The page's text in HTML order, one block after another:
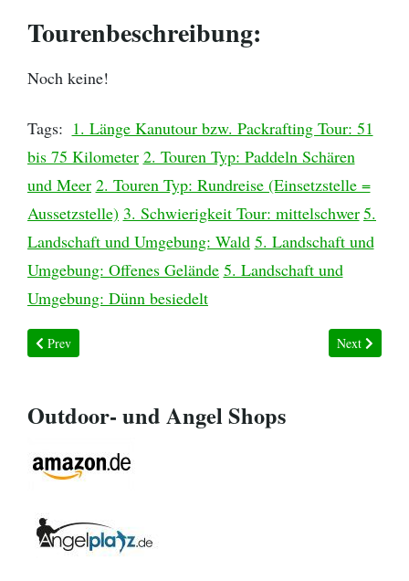
Outdoor- und Angel Shops
Tourenbeschreibung:
Noch keine!
Tags: 1. Länge Kanutour bzw. Packrafting Tour: 51
bis 75 Kilometer 2. Touren Typ: Paddeln Schären
und Meer 2. Touren Typ: Rundreise (Einsetzstelle =
Aussetzstelle) 3. Schwierigkeit Tour: mittelschwer5.
Landschaft und Umgebung: Wald 5. Landschaft und
Umgebung: Offenes Gelände 5. Landschaft und
Umgebung: Dünn besiedelt
Previous article: S-14-011 Nickstaturen
Prev Next article:
Next